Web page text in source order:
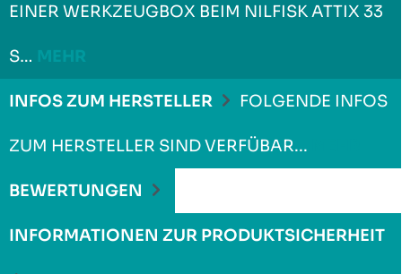
EINER WERKZEUGBOX BEIM NILFISK ATTIX 33
S…
INFOS ZUM HERSTELLER FOLGENDE INFOS
ZUM HERSTELLER SIND VERFÜBAR...
BEWERTUNGEN
INFORMATIONEN ZUR PRODUKTSICHERHEIT